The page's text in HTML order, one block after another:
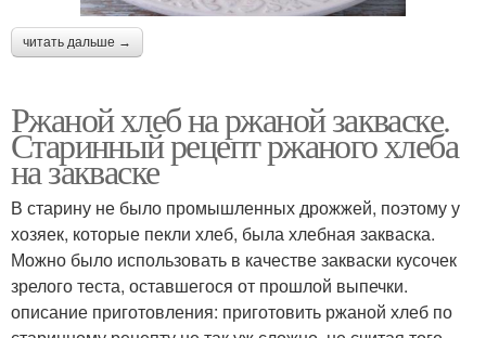
читать дальше →
Ржаной хлеб на ржаной закваске.
Старинный рецепт ржаного хлеба
на закваске
В старину не было промышленных дрожжей, поэтому у
хозяек, которые пекли хлеб, была хлебная закваска.
Можно было использовать в качестве закваски кусочек
зрелого теста, оставшегося от прошлой выпечки.
описание приготовления: приготовить ржаной хлеб по